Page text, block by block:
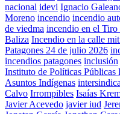
nacional idevi Ignacio
Moreno incendio incendio
de viedma incendio en el Tiro
Baliza Incendio en la calle
Patagones 24 de julio 2026
incendios patagones inclusión
Instituto de Políticas Públicas
Asuntos Indígenas
Calvo Irrompibles Isaías
Javier Acevedo javier iud